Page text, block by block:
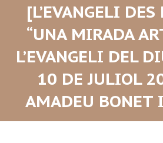
[L’EVANGELI DES
“UNA MIRADA
L’EVANGELI DEL
10 DE JULIOL
AMADEU